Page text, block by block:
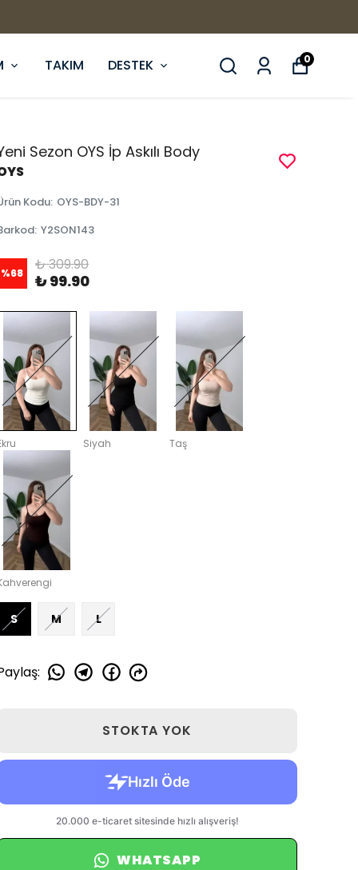
TAKIM DESTEK 0
Sezon OYS İp Askılı Body
Kodu: OYS-BDY-31
: Y2SON143
%68 ₺ 309.90
₺ 99.90
Siyah Taş
S M L
:
STOKTA YOK
WHATSAPP